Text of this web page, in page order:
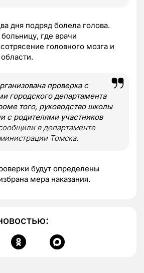
дня подряд болела голова.
где врачи
головного мозга и
проверка с
городского департамента
того, руководство школы
с родителями участников
в департаменте
Томска.
будут определены
мера наказания.